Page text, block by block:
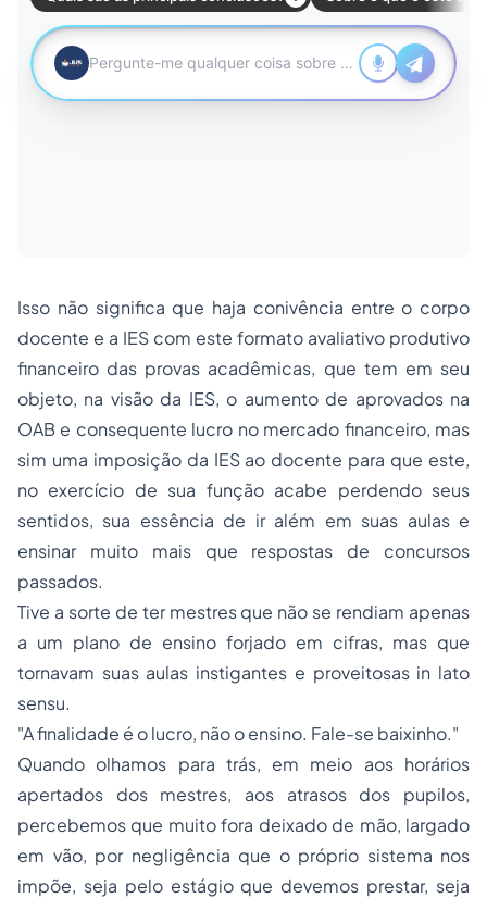
Isso não significa que haja conivência entre o corpo
docente e a IES com este formato avaliativo produtivo
financeiro das provas acadêmicas, que tem em seu
objeto, na visão da IES, o aumento de aprovados na
OAB e consequente lucro no mercado financeiro, mas
sim uma imposição da IES ao docente para que este,
no exercício de sua função acabe perdendo seus
sentidos, sua essência de ir além em suas aulas e
ensinar muito mais que respostas de concursos
passados.
Tive a sorte de ter mestres que não se rendiam apenas
a um plano de ensino forjado em cifras, mas que
tornavam suas aulas instigantes e proveitosas in lato
sensu.
"A finalidade é o lucro, não o ensino. Fale-se baixinho."
Quando olhamos para trás, em meio aos horários
apertados dos mestres, aos atrasos dos pupilos,
percebemos que muito fora deixado de mão, largado
em vão, por negligência que o próprio sistema nos
impõe, seja pelo estágio que devemos prestar, seja